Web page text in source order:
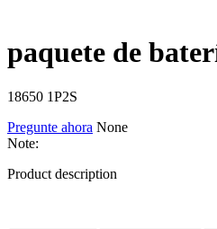
paquete de
18650 1P2S
Pregunte ahora None
Note:
Product description